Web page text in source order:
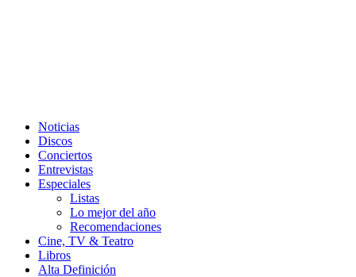
Noticias
Discos
Conciertos
Entrevistas
Especiales
Listas
Lo mejor del año
Recomendaciones
Cine, TV & Teatro
Libros
Alta Definición